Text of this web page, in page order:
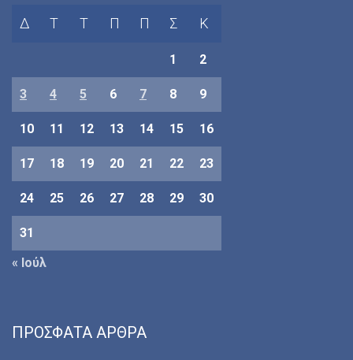
Δ Τ Τ Π Π Σ Κ
1 2
3 4 5 6 7 8 9
10 11 12 13 14 15 16
17 18 19 20 21 22 23
24 25 26 27 28 29 30
31
« Ιούλ
ΠΡΌΣΦΑΤΑ ΆΡΘΡΑ